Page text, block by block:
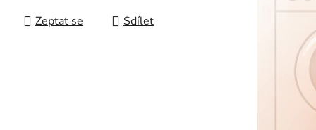
Zeptat se Sdílet